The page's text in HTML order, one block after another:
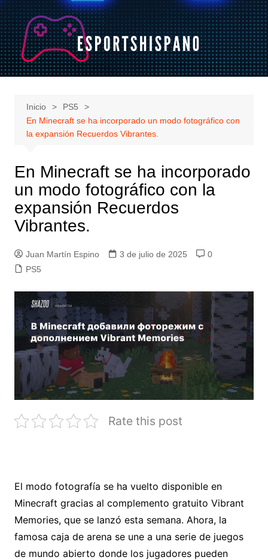
Saltar
al
contenido
Inicio
PS5
En Minecraft se ha incorporado un modo fotográfico con
la expansión Recuerdos Vibrantes.
En Minecraft se ha incorporado
un modo fotográfico con la
expansión Recuerdos
Vibrantes.
Juan Martín Espino 3 de julio de 2025
0
PS5
Rate this post
El modo fotografía se ha vuelto disponible en
Minecraft gracias al complemento gratuito Vibrant
Memories, que se lanzó esta semana. Ahora, la
famosa caja de arena se une a una serie de juegos
de mundo abierto donde los jugadores pueden